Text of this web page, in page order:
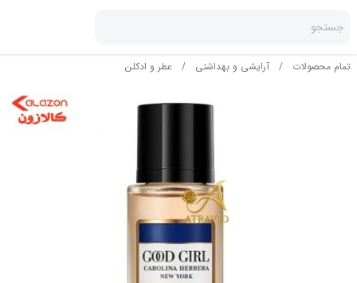
جستجو
تمام محصولات / آرایشی و بهداشتی / عطر و ادکلن